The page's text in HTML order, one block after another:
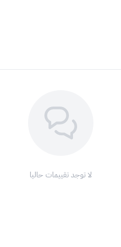
لا توجد تقييمات حاليا